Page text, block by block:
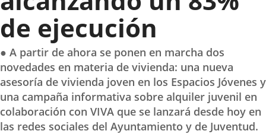
de ejecución
● A partir de ahora se ponen en marcha dos
novedades en materia de vivienda: una nueva
asesoría de vivienda joven en los Espacios Jóvenes y
una campaña informativa sobre alquiler juvenil en
colaboración con VIVA que se lanzará desde hoy en
las redes sociales del Ayuntamiento y de Juventud.